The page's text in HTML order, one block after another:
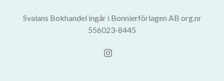
Svalans Bokhandel ingår i Bonnierförlagen AB org.nr
556023-8445